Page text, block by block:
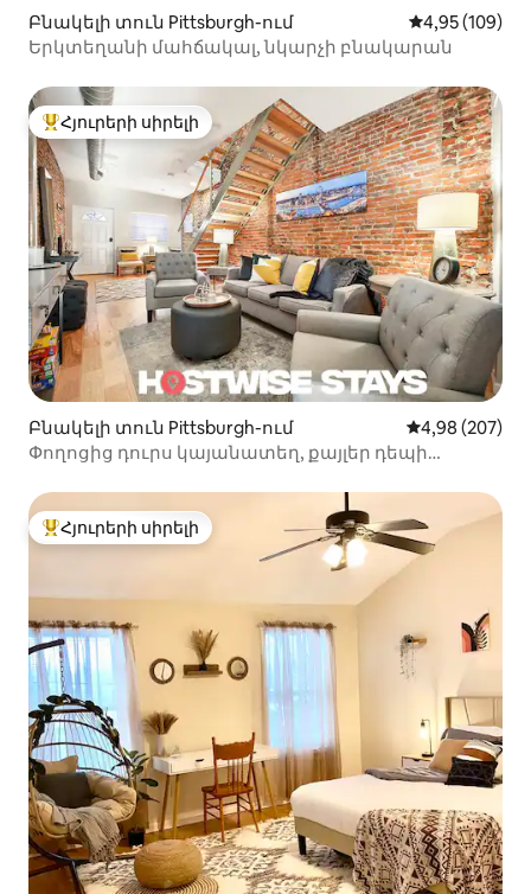
Բնակելի տուն Pittsburgh-ում Միջին
4,95 (109)
Երկտեղանի մահճակալ, նկարչի բնակարան
Հյուրերի սիրելի լավագույն տները
Հյուրերի սիրելի
Բնակելի տուն Pittsburgh-ում Միջին
4,98 (207)
Փողոցից դուրս կայանատեղ, քայլեր դեպի
Հյուրերի սիրելի լավագույն տները
Հյուրերի սիրելի